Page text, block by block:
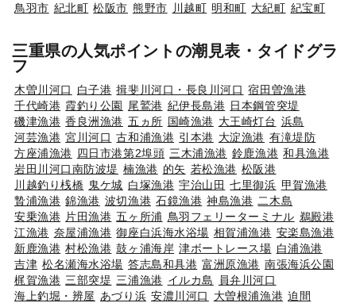
鳥羽市 紀北町 松阪市 熊野市 川越町 明和町 大紀町 紀宝町
三重県の人気ポイントの潮見表・タイドグラ
フ
木曽川河口 白子港 揖斐川河口・長良川河口 宿田曽漁港
千代崎港 霞釣り公園 尾鷲港 紀伊長島港 日本鋼管突堤
磯津漁港 香良洲漁港 五ヵ所 国崎漁港 大王崎灯台 浜島
河芸漁港 宮川河口 古和浦漁港 引本港 大淀漁港 有滝堤防
方座浦漁港 四日市港第2埠頭 三木浦漁港 鈴鹿漁港 和具漁港
岩田川河口南防波堤 楠漁港 的矢 若松漁港 松阪港
川越釣り桟橋 鬼ケ城 白塚漁港 宇治山田 七里御浜 甲賀漁港
贄浦漁港 錦漁港 波切漁港 石鏡漁港 神島漁港 二木島
安乗漁港 片田漁港 五ヶ所浦 鳥羽フェリーターミナル 鵜殿港
江漁港 奈屋浦漁港 御座白浜海水浴場 相賀浦漁港 安楽島漁港
新鹿漁港 村松漁港 鼓ヶ浦海岸 津ボートレース場 白浦漁港
吉津 松名瀬海水浴場 答志島和具港 富洲原漁港 南張海浜公園
梶賀漁港 三部突堤 三浦漁港 イルカ島
員弁川河口
海上釣堀・辨屋 あづり浜 安濃川河口 大曽根浦漁港 迫間